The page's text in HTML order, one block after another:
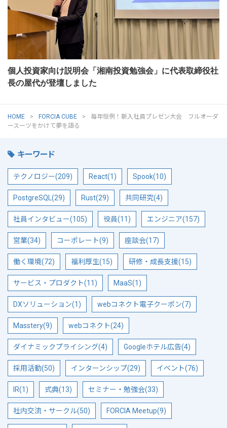
個人投資家向け説明会「湘南投資勉強会」に代表取締役社
長の屋代が登壇しました
HOME FORCIA CUBE
毎年恒例！新入社員プレゼン大会 フルオーダ
ースーツをかけて夢を語る
キーワード
テクノロジー(209) React(1) Spook(10)
PostgreSQL(29) Rust(29) 共同研究(4)
社員インタビュー(105) 役員(11) エンジニア(157)
営業(34) コーポレート(9) 座談会(17)
働く環境(72) 福利厚生(15) 研修・成長支援(15)
サービス・プロダクト(11) MaaS(1)
DXソリューション(1) webコネクト電子クーポン(7)
Masstery(9) webコネクト(24)
ダイナミックプライシング(4) Googleホテル広告(4)
採用活動(50) インターンシップ(29) イベント(76)
IR(1) 式典(13) セミナー・勉強会(33)
社内交流・サークル(50) FORCIA Meetup(9)